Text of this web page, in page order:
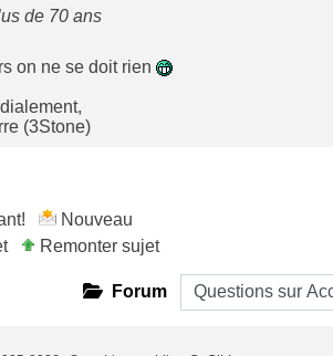
de 70 ans
on ne se doit rien
(3Stone)
Nouveau
Remonter sujet
Forum